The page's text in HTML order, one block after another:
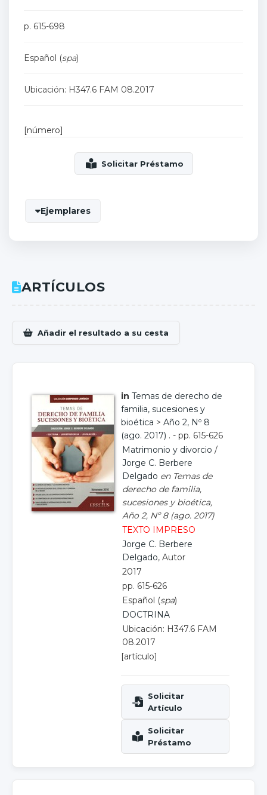
p. 615-698
Español (spa)
Ubicación: H347.6 FAM 08.2017
[número]
Ejemplares
ARTÍCULOS
Añadir el resultado a su cesta
in Temas de derecho de
familia, sucesiones y
bioética > Año 2, Nº 8
(ago. 2017) . - pp. 615-626
Matrimonio y divorcio /
Jorge C. Berbere
Delgado en Temas de
derecho de familia,
sucesiones y bioética,
Año 2, Nº 8 (ago. 2017)
TEXTO IMPRESO
Jorge C. Berbere
Delgado, Autor
2017
pp. 615-626
Español (spa)
DOCTRINA
Ubicación: H347.6 FAM
08.2017
[artículo]